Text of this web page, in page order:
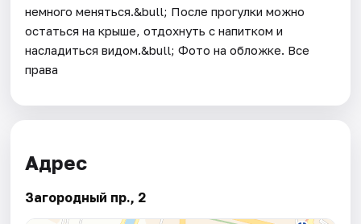
немного меняться.&bull; После прогулки можно
остаться на крыше, отдохнуть с напитком и
насладиться видом.&bull; Фото на обложке. Все
права
Адрес
Загородный пр., 2